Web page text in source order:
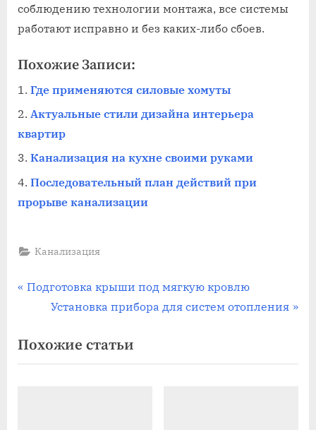
соблюдению технологии монтажа, все системы
работают исправно и без каких-либо сбоев.
Похожие Записи:
Где применяются силовые хомуты
Актуальные стили дизайна интерьера
квартир
Канализация на кухне своими руками
Последовательный план действий при
прорыве канализации
Канализация
Навигация
записям
П
д
ы
Подготовка крыши под мягкую кровлю
С
е
д
Установка прибора для систем отопления
Похожие статьи